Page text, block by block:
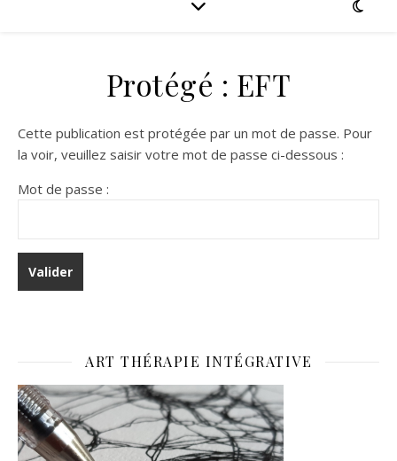
Protégé : EFT
Cette publication est protégée par un mot de passe. Pour
la voir, veuillez saisir votre mot de passe ci-dessous :
Mot de passe :
ART THÉRAPIE INTÉGRATIVE